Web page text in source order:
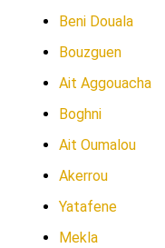
Beni Douala
Bouzguen
Ait Aggouacha
Boghni
Ait Oumalou
Akerrou
Yatafene
Mekla